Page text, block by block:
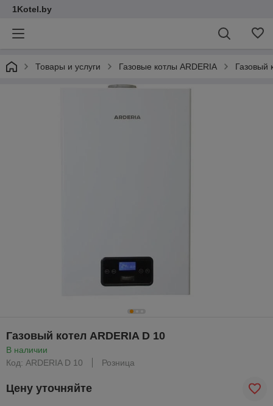
1Kotel.by
Товары и услуги Газовые котлы ARDERIA Газовый
Газовый котел ARDERIA D 10
В наличии
Код: ARDERIA D 10
Розница
Цену уточняйте